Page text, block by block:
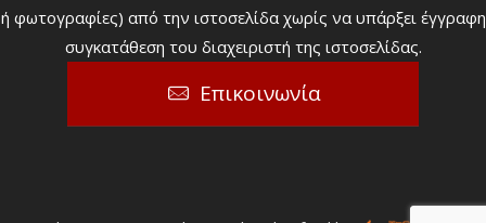
ή φωτογραφίες) από την ιστοσελίδα χωρίς να υπάρξει έγγραφη
συγκατάθεση του διαχειριστή της ιστοσελίδας.
Επικοινωνία